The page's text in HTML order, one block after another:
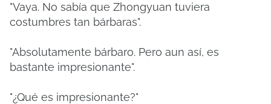
"Vaya. No sabía que Zhongyuan tuviera
costumbres tan bárbaras".
"Absolutamente bárbaro. Pero aun así, es
bastante impresionante".
"¿Qué es impresionante?"